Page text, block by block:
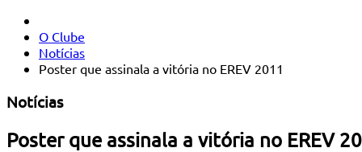
O Clube
Notícias
Poster que assinala a vitória no EREV 2011
Notícias
Poster que assinala a vitória no EREV